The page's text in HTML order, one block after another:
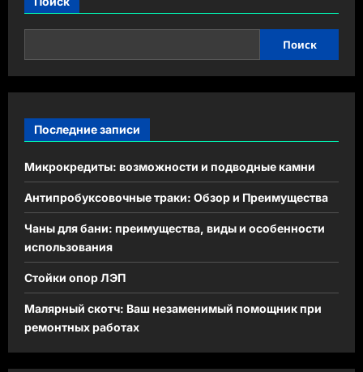
Поиск
Последние записи
Микрокредиты: возможности и подводные камни
Антипробуксовочные траки: Обзор и Преимущества
Чаны для бани: преимущества, виды и особенности
использования
Стойки опор ЛЭП
Малярный скотч: Ваш незаменимый помощник при
ремонтных работах